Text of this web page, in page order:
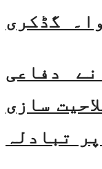
گڈکری
دفاعی
سازی
تبادلہ